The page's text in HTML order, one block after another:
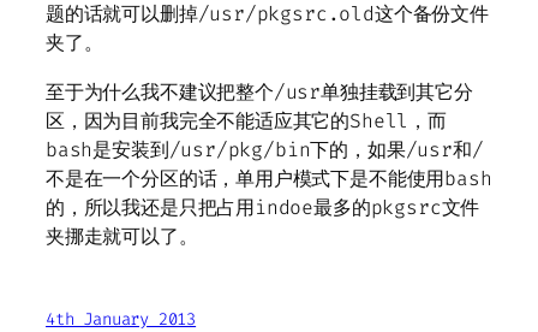
题的话就可以删掉/usr/pkgsrc.old这个备份文件
夹了。
至于为什么我不建议把整个/usr单独挂载到其它分
区，因为目前我完全不能适应其它的Shell，而
bash是安装到/usr/pkg/bin下的，如果/usr和/
不是在一个分区的话，单用户模式下是不能使用bash
的，所以我还是只把占用indoe最多的pkgsrc文件
夹挪走就可以了。
4th January 2013